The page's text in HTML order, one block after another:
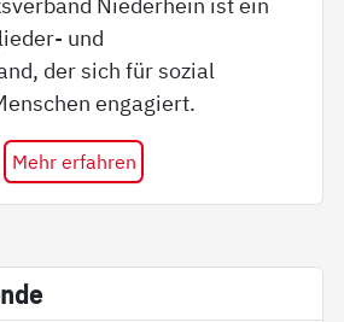
und
der sich für sozial
engagiert.
Mehr erfahren